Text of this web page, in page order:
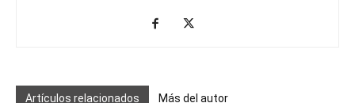
Artículos relacionados Más del autor